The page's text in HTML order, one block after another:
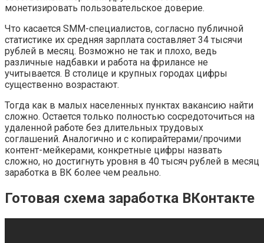
монетизировать пользовательское доверие.
Что касается SMM-специалистов, согласно публичной
статистике их средняя зарплата составляет 34 тысячи
рублей в месяц. Возможно не так и плохо, ведь
различные надбавки и работа на фрилансе не
учитывается. В столице и крупных городах цифры
существенно возрастают.
Тогда как в малых населенных пунктах вакансию найти
сложно. Остается только полностью сосредоточиться на
удаленной работе без длительных трудовых
соглашений. Аналогично и с копирайтерами/прочими
контент-мейкерами, конкретные цифры назвать
сложно, но достигнуть уровня в 40 тысяч рублей в месяц
заработка в ВК более чем реально.
Готовая схема заработка ВКонтакте